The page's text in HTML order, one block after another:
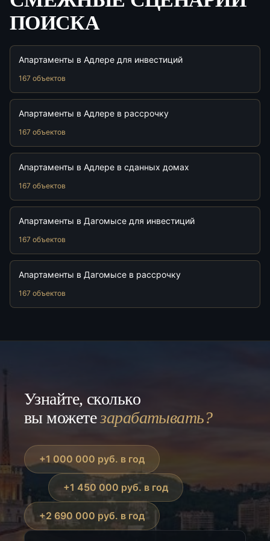
ПОИСКА
Апартаменты в Адлере для инвестиций
167 объектов
Апартаменты в Адлере в рассрочку
167 объектов
Апартаменты в Адлере в сданных домах
167 объектов
Апартаменты в Дагомысе для инвестиций
167 объектов
Апартаменты в Дагомысе в рассрочку
167 объектов
Узнайте, сколько
вы можетезарабатывать?
+1 000 000 руб. в год
+1 450 000 руб. в год
+2 690 000 руб. в год